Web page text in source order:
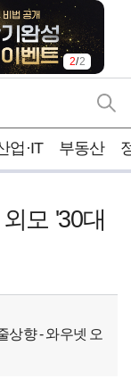
2/2
업·IT 부동산
모 '30대
상향 - 와우넷 오